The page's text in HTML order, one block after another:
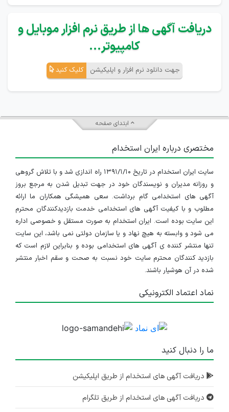
دریافت آگهی ها از طریق نرم افزار موبایل و
کامپیوتر...
جهت دانلود نرم افزار و اپلیکیشن کلیک کنید
ابتدای صفحه
مختصری درباره ایران استخدام
سایت ایران استخدام در تاریخ ۱۳۹۱/۱/۱۰ راه اندازی شد و با تلاش گروهی
و روزانه مدیران و نویسندگان خود در جهت تبدیل شدن به مرجع بروز
آگهی های استخدامی گام برداشت. سعی همیشگی همکاران ما ارائه
مطلوب و با کیفیت آگهی های استخدامی خدمت بازدیدکنندگان محترم
این سایت بوده است. ایران استخدام به صورت مستقل و خصوصی اداره
می شود و وابسته به هیچ نهاد و یا سازمان دولتی نمی باشد، این سایت
تنها منتشر کننده ی آگهی های استخدامی بوده و بنابراین لازم است که
بازدید کنندگان محترم سایت خود نسبت به صحت و سقم اخبار منتشر
شده در آن هوشیار باشند.
نماد اعتماد الکترونیکی
ما را دنبال کنید
دریافت آگهی های استخدام از طریق اپلیکیشن
دریافت آگهی های استخدام از طریق تلگرام